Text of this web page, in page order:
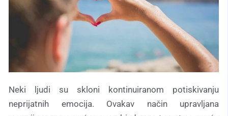
Neki ljudi su skloni kontinuiranom potiskivanju
neprijatnih emocija. Ovakav način upravljana